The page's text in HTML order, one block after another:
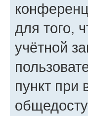
для того,
учётной
пункт при